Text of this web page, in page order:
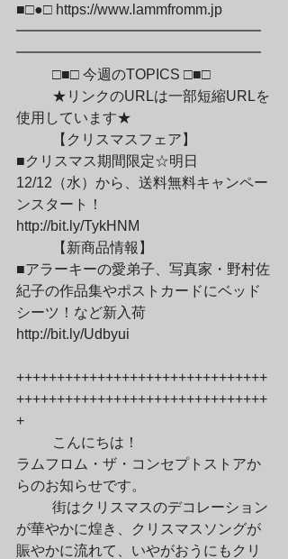
■□●□ https://www.lammfromm.jp
━━━━━━━━━━━━━━━━━
━━━━━━━━━━━━━━━━━
	□■□ 今週のTOPICS □■□
使用しています★
■クリスマス期間限定☆明日
12/12（水）から、送料無料キャンペー
ンスタート！
http://bit.ly/TykHNM
■アラーキーの愛弟子、写真家・野村佐
紀子の作品集やポストカードにベッド
シーツ！など新入荷
http://bit.ly/Udbyui
+++++++++++++++++++++++++++++++
+++++++++++++++++++++++++++++++
+
ラムフロム・ザ・コンセプトストアか
らのお知らせです。
が華やかに煌き、クリスマスソングが
賑やかに流れて、いやがおうにもクリ